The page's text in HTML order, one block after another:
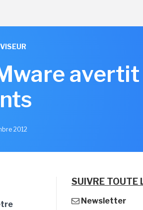
avertit
2012
SUIVRE TOUTE
Newsletter